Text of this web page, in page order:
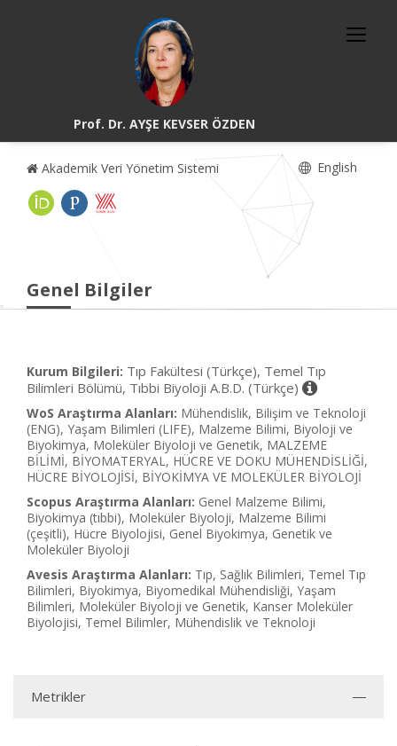
Prof. Dr. AYŞE KEVSER ÖZDEN
Akademik Veri Yönetim Sistemi English
Genel Bilgiler
Kurum Bilgileri: Tıp Fakültesi (Türkçe), Temel Tıp
Bilimleri Bölümü, Tıbbi Biyoloji A.B.D. (Türkçe)
WoS Araştırma Alanları: Mühendislik, Bilişim ve Teknoloji
(ENG), Yaşam Bilimleri (LIFE), Malzeme Bilimi, Biyoloji ve
Biyokimya, Moleküler Biyoloji ve Genetik, MALZEME
BİLİMİ, BİYOMATERYAL, HÜCRE VE DOKU MÜHENDİSLİĞİ,
HÜCRE BİYOLOJİSİ, BİYOKİMYA VE MOLEKÜLER BİYOLOJİ
Scopus Araştırma Alanları: Genel Malzeme Bilimi,
Biyokimya (tıbbi), Moleküler Biyoloji, Malzeme Bilimi
(çeşitli), Hücre Biyolojisi, Genel Biyokimya, Genetik ve
Moleküler Biyoloji
Avesis Araştırma Alanları: Tıp, Sağlık Bilimleri, Temel Tıp
Bilimleri, Biyokimya, Biyomedikal Mühendisliği, Yaşam
Bilimleri, Moleküler Biyoloji ve Genetik, Kanser Moleküler
Biyolojisi, Temel Bilimler, Mühendislik ve Teknoloji
Metrikler